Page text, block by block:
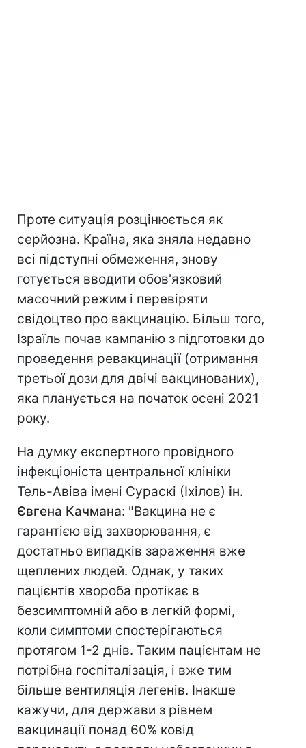
Проте ситуація розцінюється як
серйозна. Країна, яка зняла недавно
всі підступні обмеження, знову
готується вводити обов'язковий
масочний режим і перевіряти
свідоцтво про вакцинацію. Більш того,
Ізраїль почав кампанію з підготовки до
проведення ревакцинації (отримання
третьої дози для двічі вакцинованих),
яка планується на початок осені 2021
року.
На думку експертного провідного
інфекціоніста центральної клініки
Тель-Авіва імені Сураскі (Іхілов) ін.
Євгена Качмана: "Вакцина не є
гарантією від захворювання, є
достатньо випадків зараження вже
щеплених людей. Однак, у таких
пацієнтів хвороба протікає в
безсимптомній або в легкій формі,
коли симптоми спостерігаються
протягом 1-2 днів. Таким пацієнтам не
потрібна госпіталізація, і вже тим
більше вентиляція легенів. Інакше
кажучи, для держави з рівнем
вакцинації понад 60% ковід